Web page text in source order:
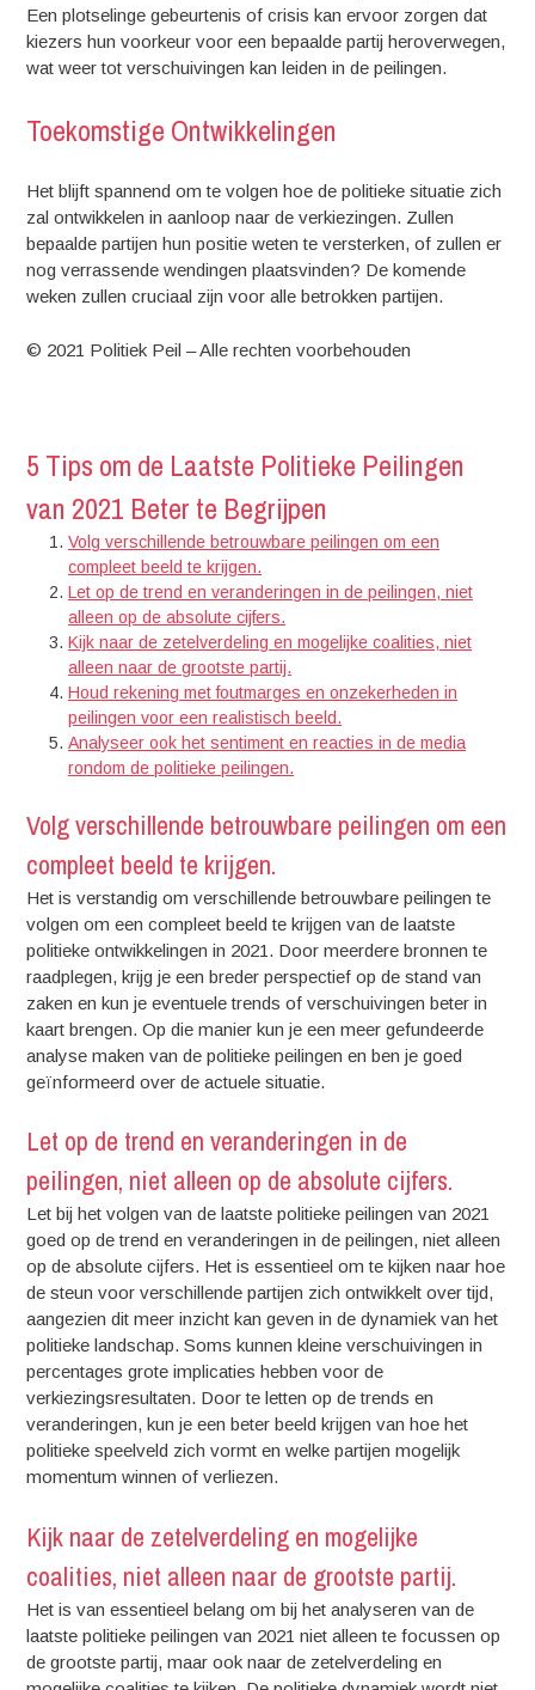
Een plotselinge gebeurtenis of crisis kan ervoor zorgen dat
kiezers hun voorkeur voor een bepaalde partij heroverwegen,
wat weer tot verschuivingen kan leiden in de peilingen.
Toekomstige Ontwikkelingen
Het blijft spannend om te volgen hoe de politieke situatie zich
zal ontwikkelen in aanloop naar de verkiezingen. Zullen
bepaalde partijen hun positie weten te versterken, of zullen er
nog verrassende wendingen plaatsvinden? De komende
weken zullen cruciaal zijn voor alle betrokken partijen.
© 2021 Politiek Peil – Alle rechten voorbehouden
5 Tips om de Laatste Politieke Peilingen
van 2021 Beter te Begrijpen
Volg verschillende betrouwbare peilingen om een
compleet beeld te krijgen.
Let op de trend en veranderingen in de peilingen, niet
alleen op de absolute cijfers.
Kijk naar de zetelverdeling en mogelijke coalities, niet
alleen naar de grootste partij.
Houd rekening met foutmarges en onzekerheden in
peilingen voor een realistisch beeld.
Analyseer ook het sentiment en reacties in de media
rondom de politieke peilingen.
Volg verschillende betrouwbare peilingen om een
compleet beeld te krijgen.
Het is verstandig om verschillende betrouwbare peilingen te
volgen om een compleet beeld te krijgen van de laatste
politieke ontwikkelingen in 2021. Door meerdere bronnen te
raadplegen, krijg je een breder perspectief op de stand van
zaken en kun je eventuele trends of verschuivingen beter in
kaart brengen. Op die manier kun je een meer gefundeerde
analyse maken van de politieke peilingen en ben je goed
geïnformeerd over de actuele situatie.
Let op de trend en veranderingen in de
peilingen, niet alleen op de absolute cijfers.
Let bij het volgen van de laatste politieke peilingen van 2021
goed op de trend en veranderingen in de peilingen, niet alleen
op de absolute cijfers. Het is essentieel om te kijken naar hoe
de steun voor verschillende partijen zich ontwikkelt over tijd,
aangezien dit meer inzicht kan geven in de dynamiek van het
politieke landschap. Soms kunnen kleine verschuivingen in
percentages grote implicaties hebben voor de
verkiezingsresultaten. Door te letten op de trends en
veranderingen, kun je een beter beeld krijgen van hoe het
politieke speelveld zich vormt en welke partijen mogelijk
momentum winnen of verliezen.
Kijk naar de zetelverdeling en mogelijke
coalities, niet alleen naar de grootste partij.
Het is van essentieel belang om bij het analyseren van de
laatste politieke peilingen van 2021 niet alleen te focussen op
de grootste partij, maar ook naar de zetelverdeling en